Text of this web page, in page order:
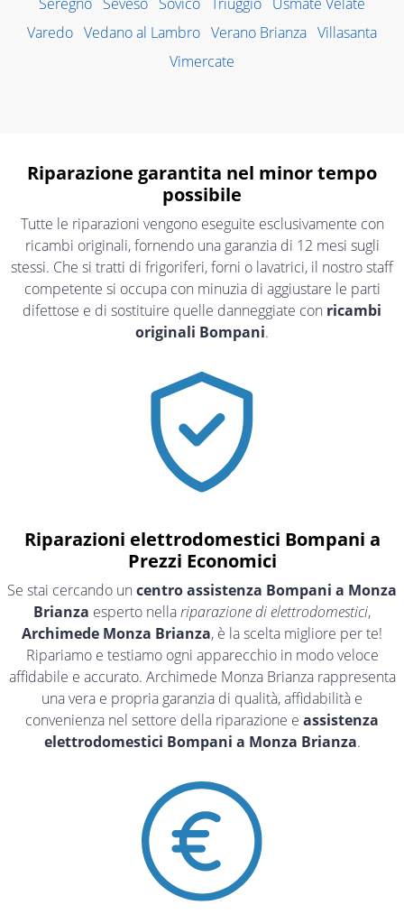
Varedo Vedano al Lambro Verano Brianza Villasanta
Vimercate
Riparazione garantita nel minor tempo
possibile
Tutte le riparazioni vengono eseguite esclusivamente con
ricambi originali, fornendo una garanzia di 12 mesi sugli
stessi. Che si tratti di frigoriferi, forni o lavatrici, il nostro staff
competente si occupa con minuzia di aggiustare le parti
difettose e di sostituire quelle danneggiate con ricambi
originali Bompani.
Riparazioni elettrodomestici Bompani a
Prezzi Economici
Se stai cercando un centro assistenza Bompani a Monza
Brianza esperto nellariparazione di elettrodomestici,
Archimede Monza Brianza, è la scelta migliore per te!
Ripariamo e testiamo ogni apparecchio in modo veloce
affidabile e accurato. Archimede Monza Brianza rappresenta
una vera e propria garanzia di qualità, affidabilità e
convenienza nel settore della riparazione e assistenza
elettrodomestici Bompani a Monza Brianza.